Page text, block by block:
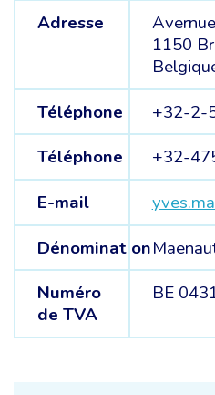
Adresse
1150
Téléphone
+32-2-
Téléphone
+32-
E-mail
Dénomination
Numéro
de TVA
BE